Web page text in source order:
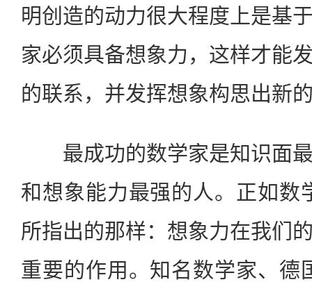
明创造的动力很大程度上是基
家必须具备想象力，这样才能
的联系，并发挥想象构思出新
最成功的数学家是知识面最
和想象能力最强的人。正如数
所指出的那样：想象力在我们
重要的作用。知名数学家、德